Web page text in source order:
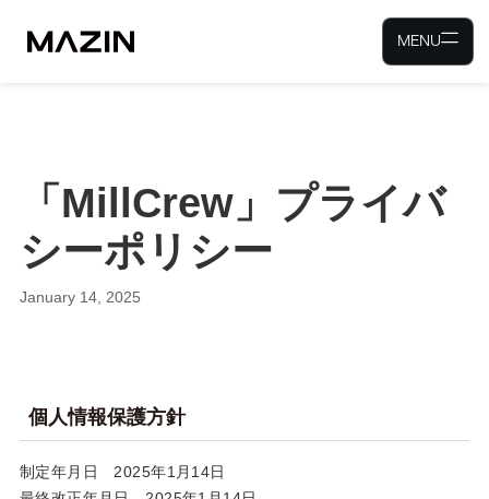
MENU
「MillCrew」プライバ
シーポリシー
January 14, 2025
個人情報保護方針
制定年月日 2025年1月14日